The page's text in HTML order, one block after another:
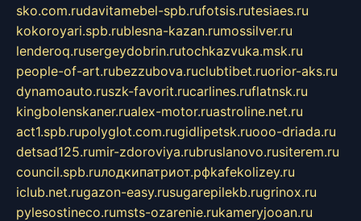
sko.com.rudavitamebel-spb.rufotsis.rutesiaes.ru
kokoroyari.spb.rublesna-kazan.rumossilver.ru
lenderoq.rusergeydobrin.rutochkazvuka.msk.ru
people-of-art.rubezzubova.ruclubtibet.ruorior-aks.ru
dynamoauto.ruszk-favorit.rucarlines.ruflatnsk.ru
kingbolenskaner.rualex-motor.ruastroline.net.ru
act1.spb.rupolyglot.com.rugidlipetsk.ruooo-driada.ru
detsad125.rumir-zdoroviya.rubruslanovo.rusiterem.ru
council.spb.ruлодкипатриот.рфkafekolizey.ru
iclub.net.rugazon-easy.rusugarepilekb.rugrinox.ru
pylesostineco.rumsts-ozarenie.rukameryjooan.ru